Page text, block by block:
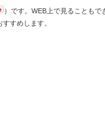
）です。WEB上で見ることもで
すめします。